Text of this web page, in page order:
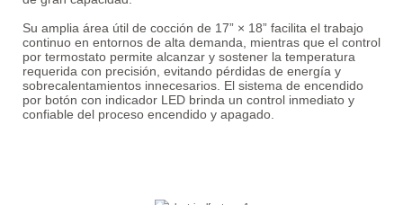
Su amplia área útil de cocción de 17” × 18” facilita el trabajo
continuo en entornos de alta demanda, mientras que el control
por termostato permite alcanzar y sostener la temperatura
requerida con precisión, evitando pérdidas de energía y
sobrecalentamientos innecesarios. El sistema de encendido
por botón con indicador LED brinda un control inmediato y
confiable del proceso encendido y apagado.